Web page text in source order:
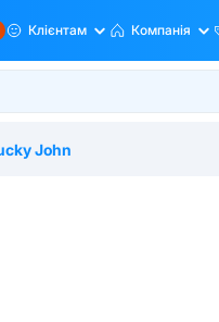
Клієнтам Компанія
John